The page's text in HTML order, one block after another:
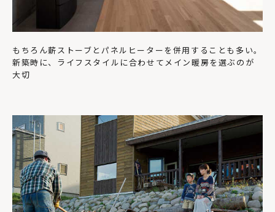
もちろん薪ストーブとパネルヒーターを併用することも多い。
新築時に、ライフスタイルに合わせてメイン暖房を選ぶのが
大切